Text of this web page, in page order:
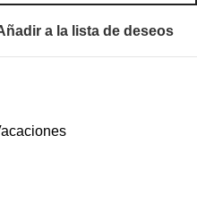
a la lista de deseos